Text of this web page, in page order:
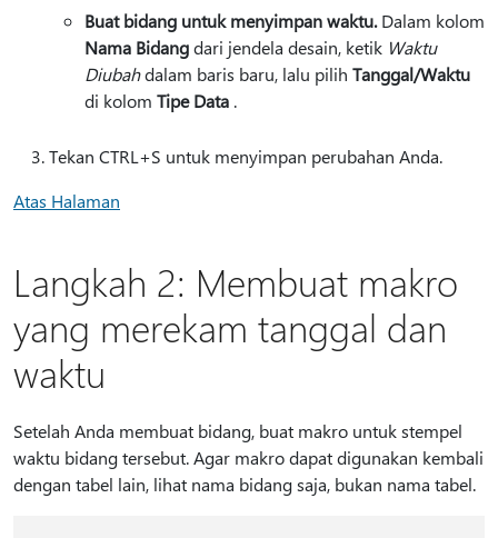
Buat bidang untuk menyimpan waktu.Dalam kolom
Nama Bidangdari jendela desain, ketik Waktu
Diubahdalam baris baru, lalu pilih Tanggal/Waktu
di kolom Tipe Data .
Tekan CTRL+S untuk menyimpan perubahan Anda.
Atas Halaman
Langkah 2: Membuat makro
yang merekam tanggal dan
waktu
Setelah Anda membuat bidang, buat makro untuk stempel
waktu bidang tersebut. Agar makro dapat digunakan kembali
dengan tabel lain, lihat nama bidang saja, bukan nama tabel.